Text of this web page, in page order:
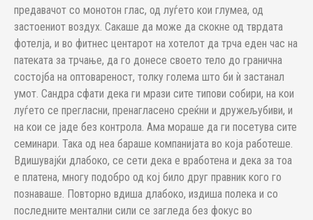
предавачот со монотон глас, од луѓето кои глумеа, од
застоениот воздух. Сакаше да може да скокне од тврдата
фотелја, и во фитнес центарот на хотелот да трча еден час на
патеката за трчање, да го донесе своето тело до гранична
состојба на оптовареност, толку голема што би ѝ застанал
умот. Сандра сфати дека ги мрази сите типови собири, на кои
луѓето се прегласни, пренагласено среќни и дружељубиви, и
на кои се јаде без контрола. Ама мораше да ги посетува сите
семинари. Така од неа бараше компанијата во која работеше.
Вдишувајќи длабоко, се сети дека е вработена и дека за тоа
е платена, многу подобро од кој било друг правник кого го
познаваше. Повторно вдиша длабоко, издиша полека и со
последните ментални сили се загледа без фокус во